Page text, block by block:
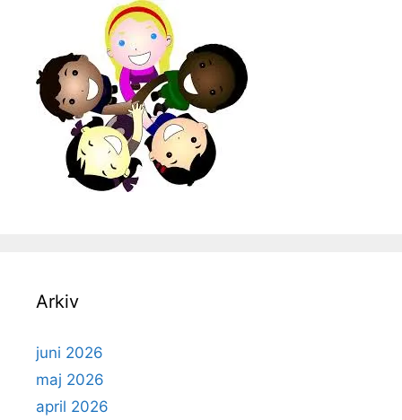
Arkiv
juni 2026
maj 2026
april 2026